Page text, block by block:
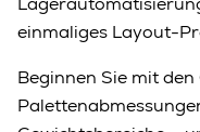
einmaliges Layout-
Beginnen Sie mit